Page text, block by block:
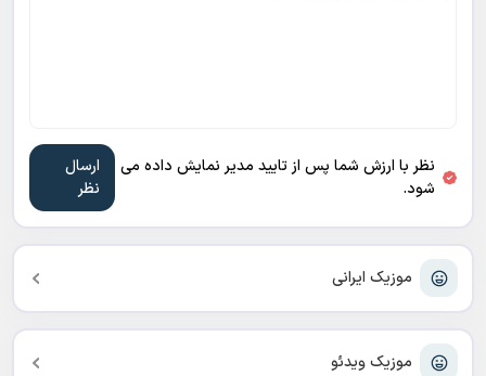
موزیک ایرانی
موزیک ویدئو
نظر با ارزش شما پس از تایید مدیر نمایش داده می
شود.